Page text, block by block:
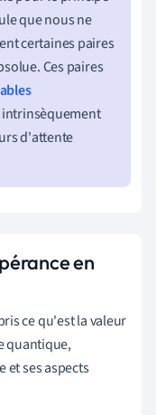
que nous ne
certaines paires
Ces paires
d'attente
en
ce qu'est la valeur
quantique,
et ses aspects